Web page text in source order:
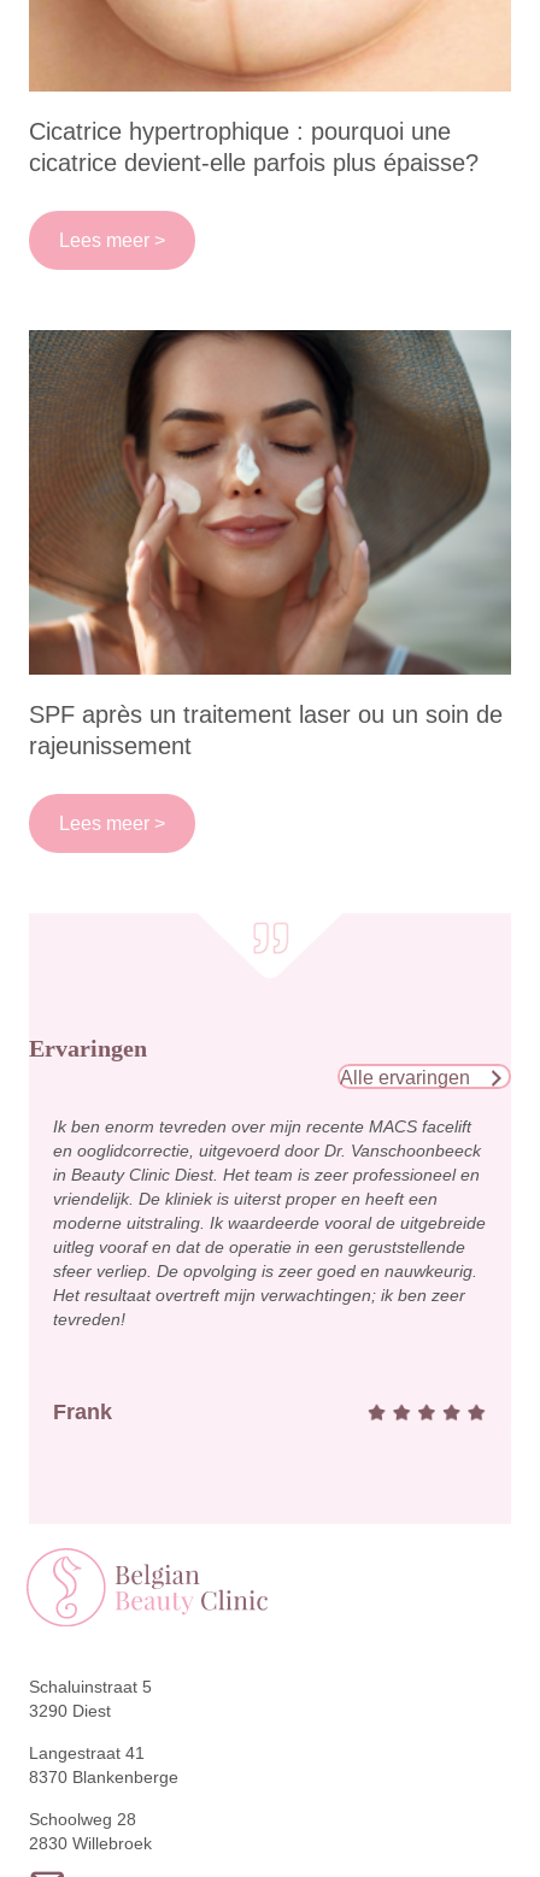
Cicatrice hypertrophique : pourquoi une
cicatrice devient-elle parfois plus épaisse?
Lees meer >
SPF après un traitement laser ou un soin de
rajeunissement
Lees meer >
Ervaringen
Alle ervaringen
Ik ben enorm tevreden over mijn recente MACS facelift
en ooglidcorrectie, uitgevoerd door Dr. Vanschoonbeeck
in Beauty Clinic Diest. Het team is zeer professioneel en
vriendelijk. De kliniek is uiterst proper en heeft een
moderne uitstraling. Ik waardeerde vooral de uitgebreide
uitleg vooraf en dat de operatie in een geruststellende
sfeer verliep. De opvolging is zeer goed en nauwkeurig.
Het resultaat overtreft mijn verwachtingen; ik ben zeer
tevreden!
Frank
Schaluinstraat 5
3290 Diest
Langestraat 41
8370 Blankenberge
Schoolweg 28
2830 Willebroek